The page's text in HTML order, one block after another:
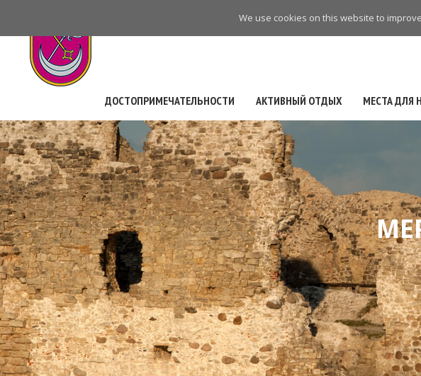
We use cookies on this website to
navigation
ДОСТОПРИМЕЧАТЕЛЬНОСТИ АКТИВНЫЙ ОТДЫХ МЕСТА ДЛЯ